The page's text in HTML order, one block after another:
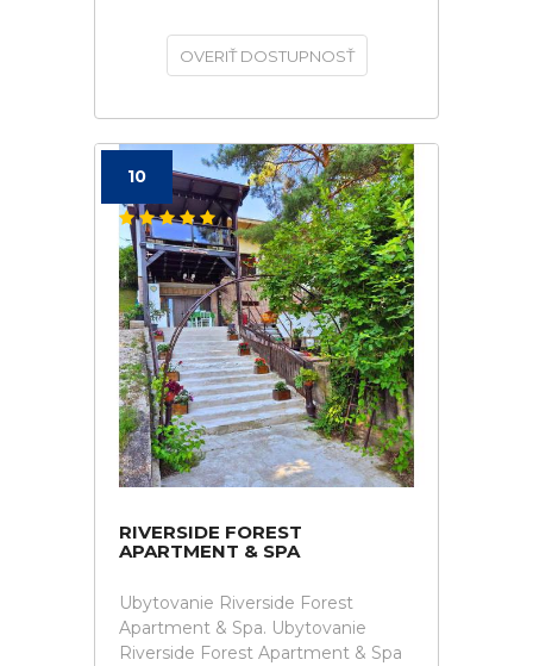
OVERIŤ DOSTUPNOSŤ
10
RIVERSIDE FOREST
APARTMENT & SPA
Ubytovanie Riverside Forest
Apartment & Spa. Ubytovanie
Riverside Forest Apartment & Spa